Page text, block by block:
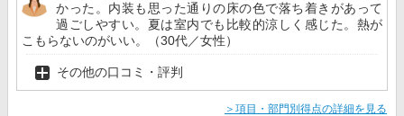
かった。内装も思った通りの床の色で落ち着きがあって
過ごしやすい。夏は室内でも比較的涼しく感じた。熱が
こもらないのがいい。（30代／女性）
その他の口コミ・評判
＞項目・部門別得点の詳細を見る